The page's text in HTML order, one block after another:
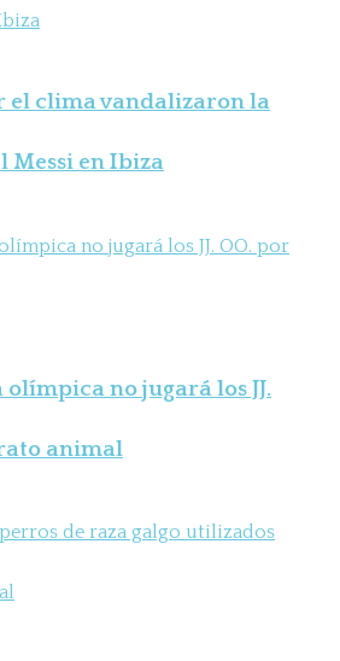
el clima vandalizaron la
Messi en Ibiza
no jugará los JJ.
animal